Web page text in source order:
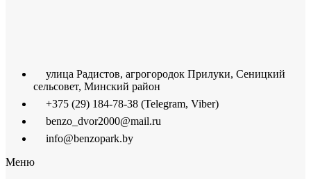
улица Радистов, агрогородок Прилуки, Сеницкий
сельсовет, Минский район
+375 (29) 184-78-38 (Telegram, Viber)
benzo_dvor2000@mail.ru
info@benzopark.by
Меню